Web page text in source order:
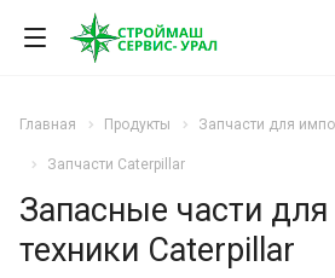
Главная Продукты Запчасти для
Запчасти Caterpillar
Запасные части
техники Caterpillar